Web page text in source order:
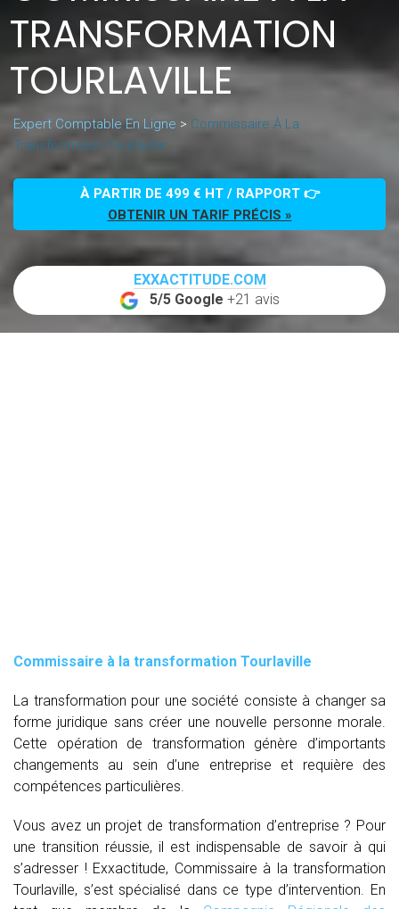
TRANSFORMATION
TOURLAVILLE
Expert Comptable En Ligne > Commissaire À La
Transformation Tourlaville
À PARTIR DE 499 € HT / RAPPORT 👉
OBTENIR UN TARIF PRÉCIS »
EXXACTITUDE.COM
5/5 Google +21 avis
Commissaire à la transformation Tourlaville
La transformation pour une société consiste à changer sa
forme juridique sans créer une nouvelle personne morale.
Cette opération de transformation génère d’importants
changements au sein d’une entreprise et requière des
compétences particulières.
Vous avez un projet de transformation d’entreprise ? Pour
une transition réussie, il est indispensable de savoir à qui
s’adresser ! Exxactitude, Commissaire à la transformation
Tourlaville, s’est spécialisé dans ce type d’intervention. En